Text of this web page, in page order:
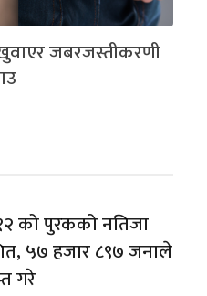
जबरजस्तीकरणी
को पुरकको नतिजा
५७ हजार ८९७ जनाले
गरे